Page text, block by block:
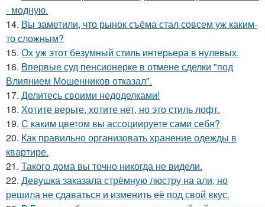
- модную.
14. Вы заметили, что рынок съёма стал совсем уж каким-
то сложным?
15. Ох уж этот безумный стиль интерьера в нулевых.
16. Впервые суд пенсионерке в отмене сделки "под
Влиянием Мошенников отказал".
17. Делитесь своими недоделками!
18. Хотите верьте, хотите нет, но это стиль лофт.
19. С каким цветом вы ассоциируете сами себя?
20. Как правильно организовать хранение одежды в
квартире.
21. Такого дома вы точно никогда не видели.
22. Девушка заказала стрёмную люстру на али, но
решила не сдаваться и изменить её под свой вкус.